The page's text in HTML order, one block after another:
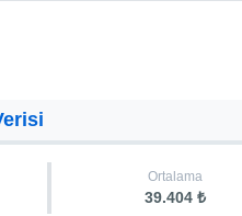
Ortalama
39.404 ₺